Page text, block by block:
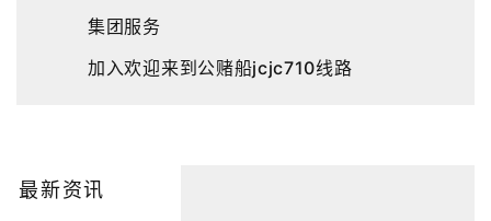
集团服务
加入欢迎来到公赌船jcjc710线路
最新资讯